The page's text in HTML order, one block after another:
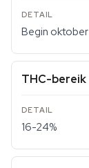
Begin oktober
THC-bereik
16-24%